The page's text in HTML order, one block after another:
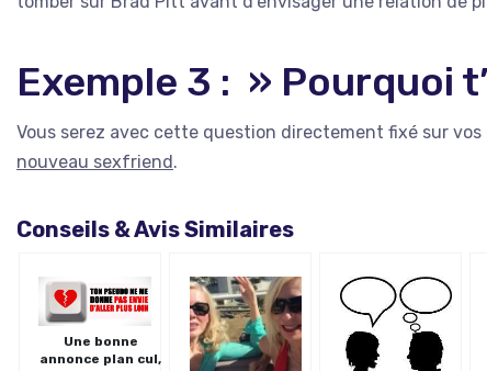
Exemple 3 : » Pourquoi
Vous serez avec cette question directement fixé sur vos
nouveau sexfriend.
Conseils & Avis Similaires
Une bonne
annonce plan cul,